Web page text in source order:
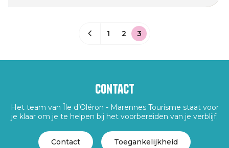
1 2 3
Contact
Het team van Île d’Oléron - Marennes Tourisme staat voor
je klaar om je te helpen bij het voorbereiden van je verblijf.
Contact Toegankelijkheid